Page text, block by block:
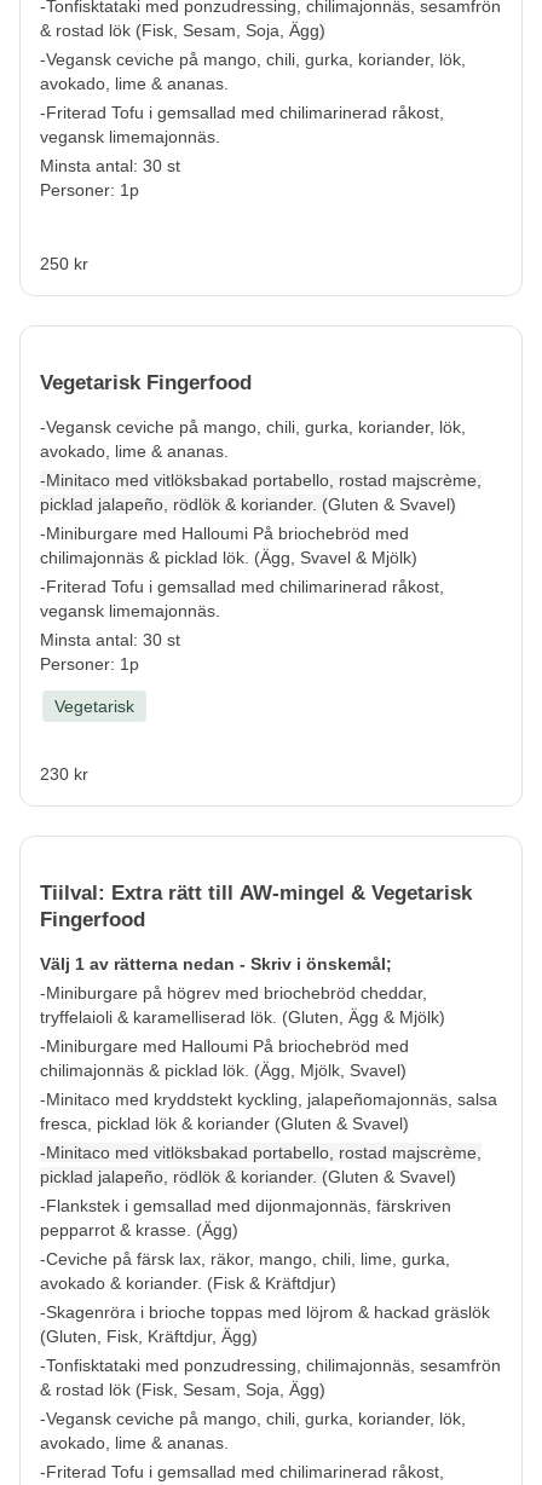
-Tonfisktataki med ponzudressing, chilimajonnäs, sesamfrön
& rostad lök (Fisk, Sesam, Soja, Ägg)
-Vegansk ceviche på mango, chili, gurka, koriander, lök,
avokado, lime & ananas.
-Friterad Tofu i gemsallad med chilimarinerad råkost,
vegansk limemajonnäs.
Minsta antal: 30 st
Personer: 1p
250 kr
Vegetarisk Fingerfood
-Vegansk ceviche på mango, chili, gurka, koriander, lök,
avokado, lime & ananas.
-Minitaco med vitlöksbakad portabello, rostad majscrème,
picklad jalapeño, rödlök & koriander. (Gluten & Svavel)
-Miniburgare med Halloumi På briochebröd med
chilimajonnäs & picklad lök. (Ägg, Svavel & Mjölk)
-Friterad Tofu i gemsallad med chilimarinerad råkost,
vegansk limemajonnäs.
Minsta antal: 30 st
Personer: 1p
Vegetarisk
230 kr
Tiilval: Extra rätt till AW-mingel & Vegetarisk
Fingerfood
Välj 1 av rätterna nedan - Skriv i önskemål;
-Miniburgare på högrev med briochebröd cheddar,
tryffelaioli & karamelliserad lök. (Gluten, Ägg & Mjölk)
-Miniburgare med Halloumi På briochebröd med
chilimajonnäs & picklad lök. (Ägg, Mjölk, Svavel)
-Minitaco med kryddstekt kyckling, jalapeñomajonnäs, salsa
fresca, picklad lök & koriander (Gluten & Svavel)
-Minitaco med vitlöksbakad portabello, rostad majscrème,
picklad jalapeño, rödlök & koriander. (Gluten & Svavel)
-Flankstek i gemsallad med dijonmajonnäs, färskriven
pepparrot & krasse. (Ägg)
-Ceviche på färsk lax, räkor, mango, chili, lime, gurka,
avokado & koriander. (Fisk & Kräftdjur)
-Skagenröra i brioche toppas med löjrom & hackad gräslök
(Gluten, Fisk, Kräftdjur, Ägg)
-Tonfisktataki med ponzudressing, chilimajonnäs, sesamfrön
& rostad lök (Fisk, Sesam, Soja, Ägg)
-Vegansk ceviche på mango, chili, gurka, koriander, lök,
avokado, lime & ananas.
-Friterad Tofu i gemsallad med chilimarinerad råkost,